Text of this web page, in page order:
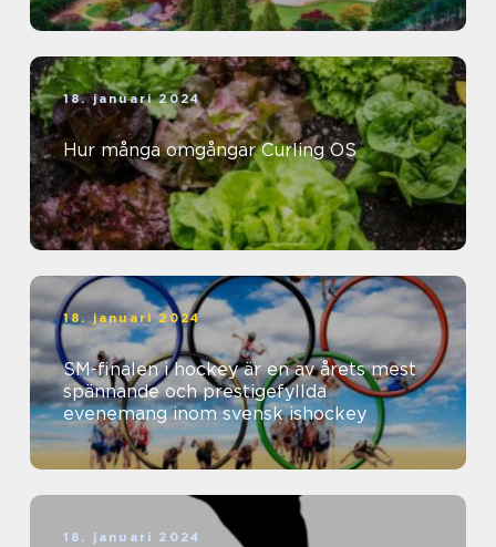
18. januari 2024
Hur många omgångar Curling OS
18. januari 2024
SM-finalen i hockey är en av årets mest
spännande och prestigefyllda
evenemang inom svensk ishockey
18. januari 2024